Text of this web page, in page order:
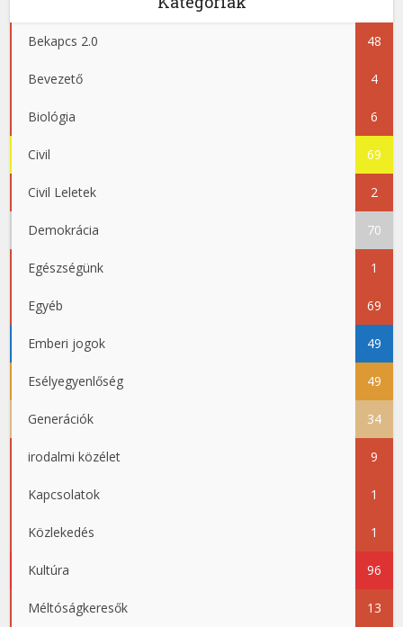
Bekapcs 2.0 48
Bevezető 4
Biológia 6
Civil 69
Civil Leletek 2
Demokrácia 70
Egészségünk 1
Egyéb 69
Emberi jogok 49
Esélyegyenlőség 49
Generációk 34
irodalmi közélet 9
Kapcsolatok 1
Közlekedés 1
Kultúra 96
Méltóságkeresők 13